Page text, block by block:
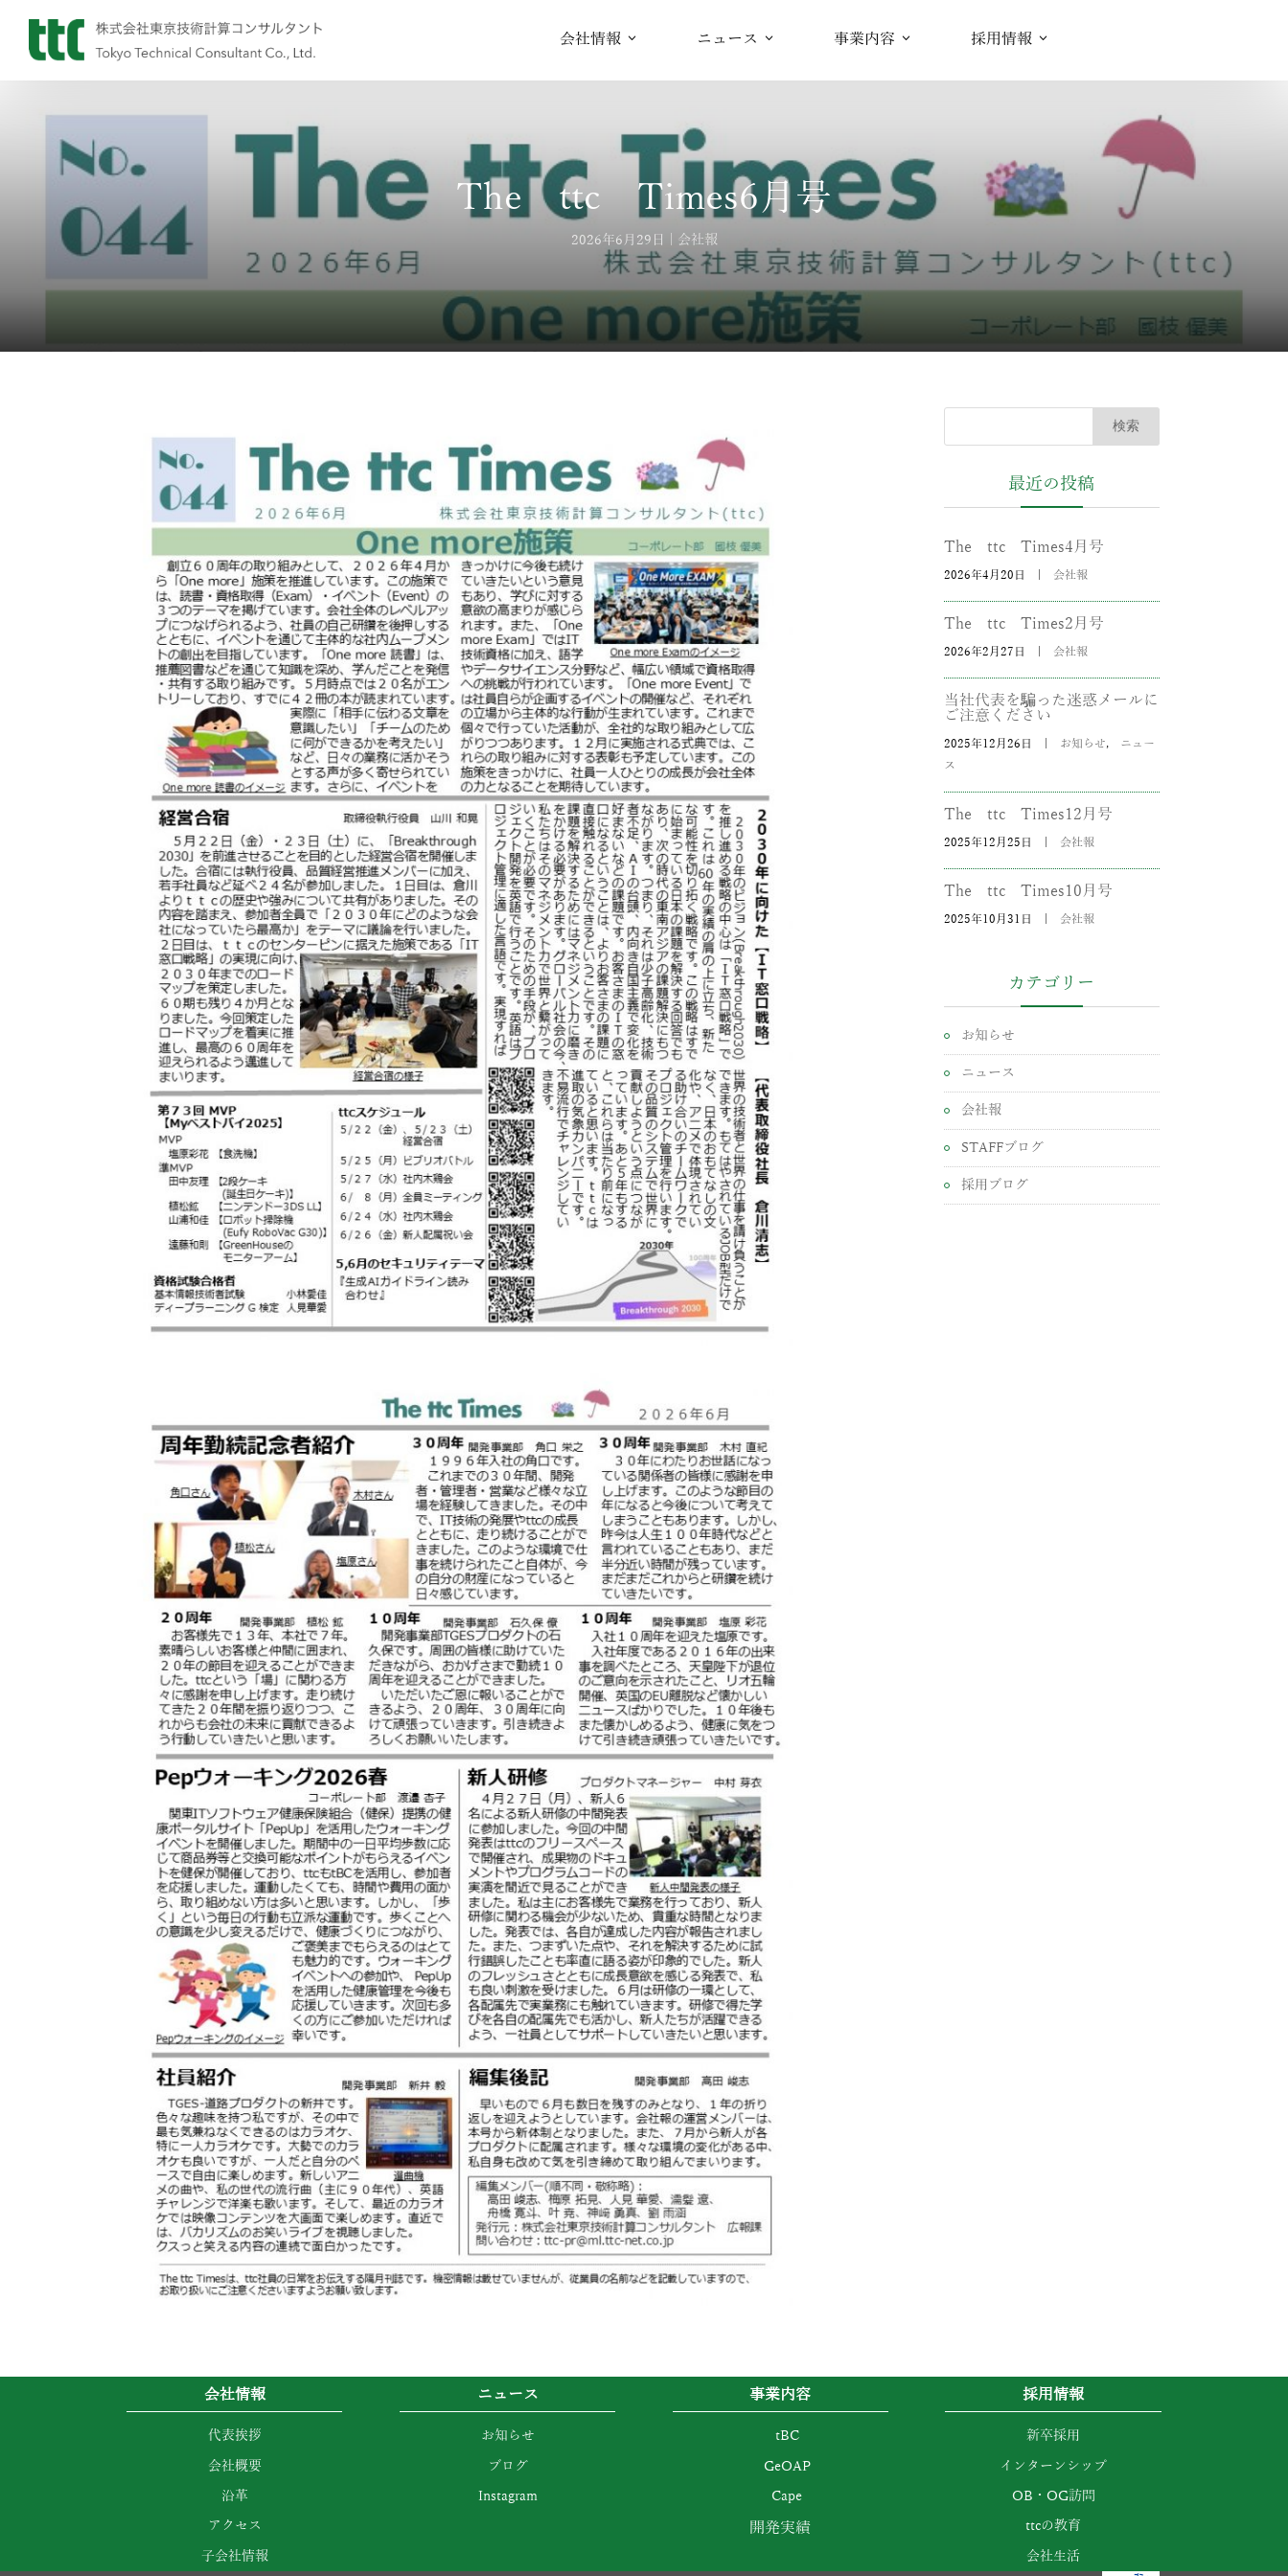
会社情報 ニュース 事業内容 採用情報
The ttc Times6月号
2026年6月29日 会社報
最近の投稿
The ttc Times4月号
2026年4月20日 会社報
The ttc Times2月号
2026年2月27日 会社報
当社代表を騙った迷惑メールに
ご注意ください
2025年12月26日 お知らせ, ニュー
ス
The ttc Times12月号
2025年12月25日 会社報
The ttc Times10月号
2025年10月31日 会社報
カテゴリー
お知らせ
ニュース
会社報
STAFFブログ
採用ブログ
会社情報
代表挨拶
会社概要
沿革
アクセス
子会社情報
ニュース
お知らせ
ブログ
Instagram
事業内容
tBC
GeOAP
Cape
開発実績
採用情報
新卒採用
インターンシップ
OB・OG訪問
ttcの教育
会社生活